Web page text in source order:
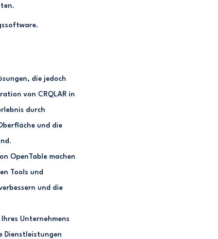
die jedoch
von CRQLAR in
durch
und die
OpenTable machen
Tools und
und die
Unternehmens
Dienstleistungen